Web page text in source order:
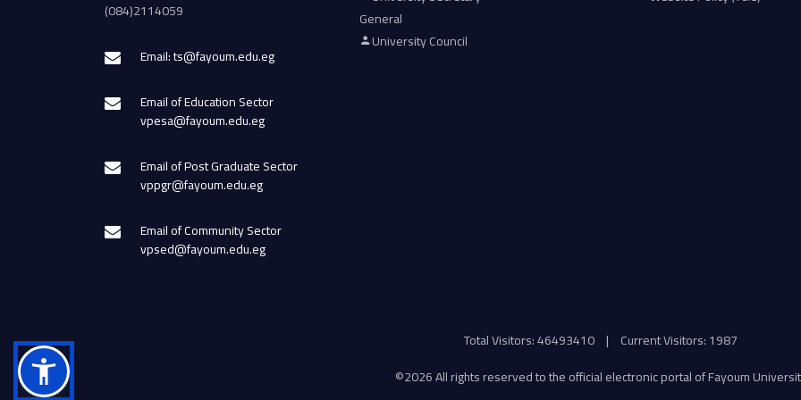
(084)2114059
Email: ts@fayoum.edu.eg
Email of Education Sector
vpesa@fayoum.edu.eg
Email of Post Graduate Sector
vppgr@fayoum.edu.eg
Email of Community Sector
vpsed@fayoum.edu.eg
General
University Council
Total Visitors: 46493410 | Current Visitors: 1987
©2026 All rights reserved to the official electronic portal of Fayoum